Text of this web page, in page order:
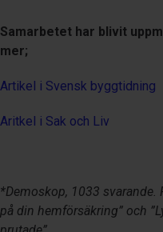
Samarbetet har blivit
mer;
Artikel i Svensk byggtidning
Aritkel i Sak och Liv
*Demoskop, 1033 svarande.
på din hemförsäkring” och